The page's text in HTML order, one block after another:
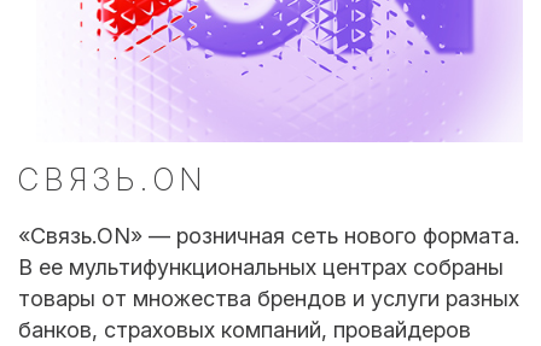
СВЯЗЬ.ON
«Связь.ON» — розничная сеть нового формата.
В ее мультифункциональных центрах собраны
товары от множества брендов и услуги разных
банков, страховых компаний, провайдеров